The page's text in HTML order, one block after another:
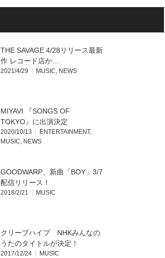
THE SAVAGE 4/28リリース最新
作 レコード店か…
2021/4/29 MUSIC, NEWS
MIYAVI 『SONGS OF
TOKYO』に出演決定
2020/10/13 ENTERTAINMENT,
MUSIC, NEWS
GOODWARP、新曲「BOY」3/7
配信リリース！
2018/2/21 MUSIC
クリープハイプ NHKみんなの
うたのタイトルが決定！
2017/12/24 MUSIC